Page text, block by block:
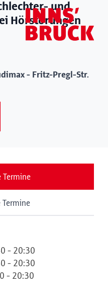
und
Hörstörungen
- Fritz-Pregl-Str.
Termine
Termine
- 20:30
- 20:30
- 20:30